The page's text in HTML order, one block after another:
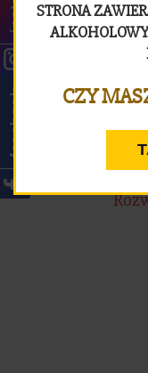
Miody pszczele
facebook
STRONA
CZY